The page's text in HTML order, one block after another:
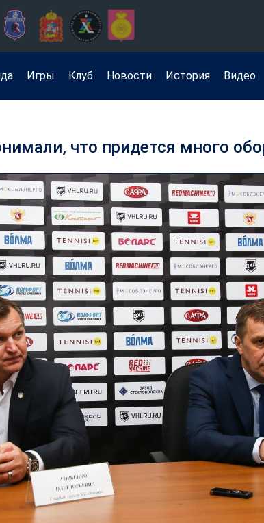
Игры Клуб Новости История Видео
что придется много